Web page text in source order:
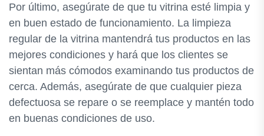
Por último, asegúrate de que tu vitrina esté limpia y
en buen estado de funcionamiento. La limpieza
regular de la vitrina mantendrá tus productos en las
mejores condiciones y hará que los clientes se
sientan más cómodos examinando tus productos de
cerca. Además, asegúrate de que cualquier pieza
defectuosa se repare o se reemplace y mantén todo
en buenas condiciones de uso.